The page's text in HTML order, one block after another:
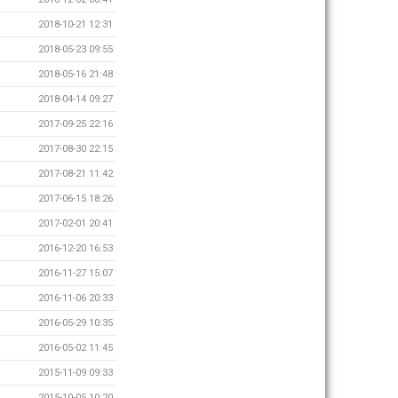
2018-10-21 12:31
2018-05-23 09:55
2018-05-16 21:48
2018-04-14 09:27
2017-09-25 22:16
2017-08-30 22:15
2017-08-21 11:42
2017-06-15 18:26
2017-02-01 20:41
2016-12-20 16:53
2016-11-27 15:07
2016-11-06 20:33
2016-05-29 10:35
2016-05-02 11:45
2015-11-09 09:33